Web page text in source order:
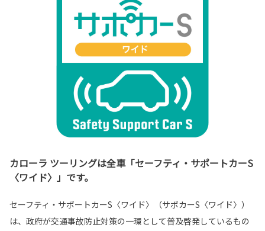
カローラ ツーリングは全車「セーフティ・サポートカーS
〈ワイド〉」です。
セーフティ・サポートカーS〈ワイド〉（サポカーS〈ワイド〉）
は、政府が交通事故防止対策の一環として普及啓発しているもの